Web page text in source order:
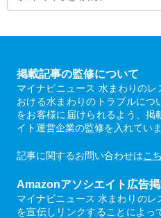
掲載記事の監修について
マイナビニュース 水まわりの
おける水まわりのトラブルにつ
をお客様に届けられるよう、
イト運営企業の監修を入れていま
記事に関するお問い合わせはこ
Amazonアソシエイト広告
マイナビニュース 水まわりの
を宣伝しリンクすることによ